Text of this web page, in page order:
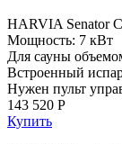
HARVIA Senator
Мощность: 7 кВт
Для сауны
Встроенный
Нужен пульт
143 520 Р
Купить